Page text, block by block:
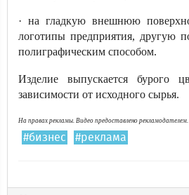
· на гладкую внешнюю
логотипы предприятия, другую
полиграфическим способом.
Изделие выпускается бурого
зависимости от исходного сырья.
На правах рекламы. Видео предоставлено рекламодателем.
#бизнес #реклама